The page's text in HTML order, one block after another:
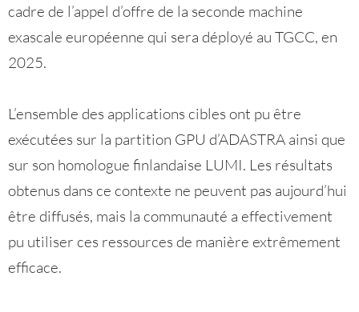
cadre de l’appel d’offre de la seconde machine
exascale européenne qui sera déployé au TGCC, en
2025.
L’ensemble des applications cibles ont pu être
exécutées sur la partition GPU d’ADASTRA ainsi que
sur son homologue finlandaise LUMI. Les résultats
obtenus dans ce contexte ne peuvent pas aujourd’hui
être diffusés, mais la communauté a effectivement
pu utiliser ces ressources de manière extrêmement
efficace.